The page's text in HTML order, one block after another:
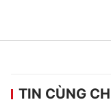
TIN CÙNG